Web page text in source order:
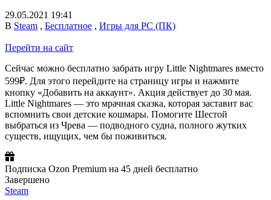
29.05.2021 19:41
В Steam , Бесплатное , Игры для PC (ПК)
Перейти на сайт
Сейчас можно бесплатно забрать игру Little Nightmares вместо
599₽. Для этого перейдите на страницу игры и нажмите
кнопку «Добавить на аккаунт». Акция действует до 30 мая.
Little Nightmares — это мрачная сказка, которая заставит вас
вспомнить свои детские кошмары. Помогите Шестой
выбраться из Чрева — подводного судна, полного жутких
существ, ищущих, чем бы поживиться.
Подписка Ozon Premium на 45 дней бесплатно
Завершено
Steam